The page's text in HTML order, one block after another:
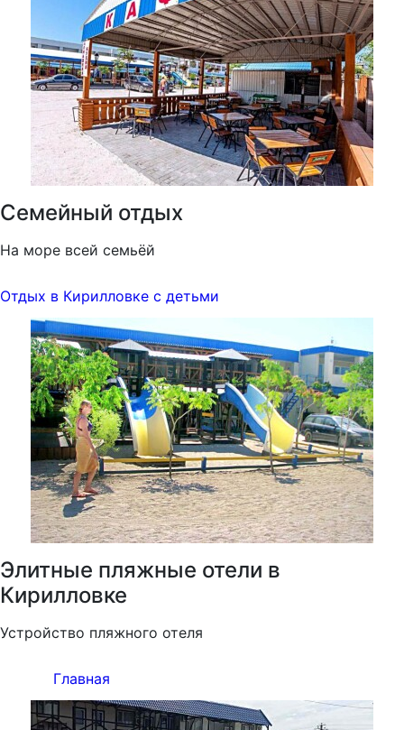
Семейный отдых
На море всей семьёй
Отдых в Кирилловке с детьми
Элитные пляжные отели в
Кирилловке
Устройство пляжного отеля
Главная